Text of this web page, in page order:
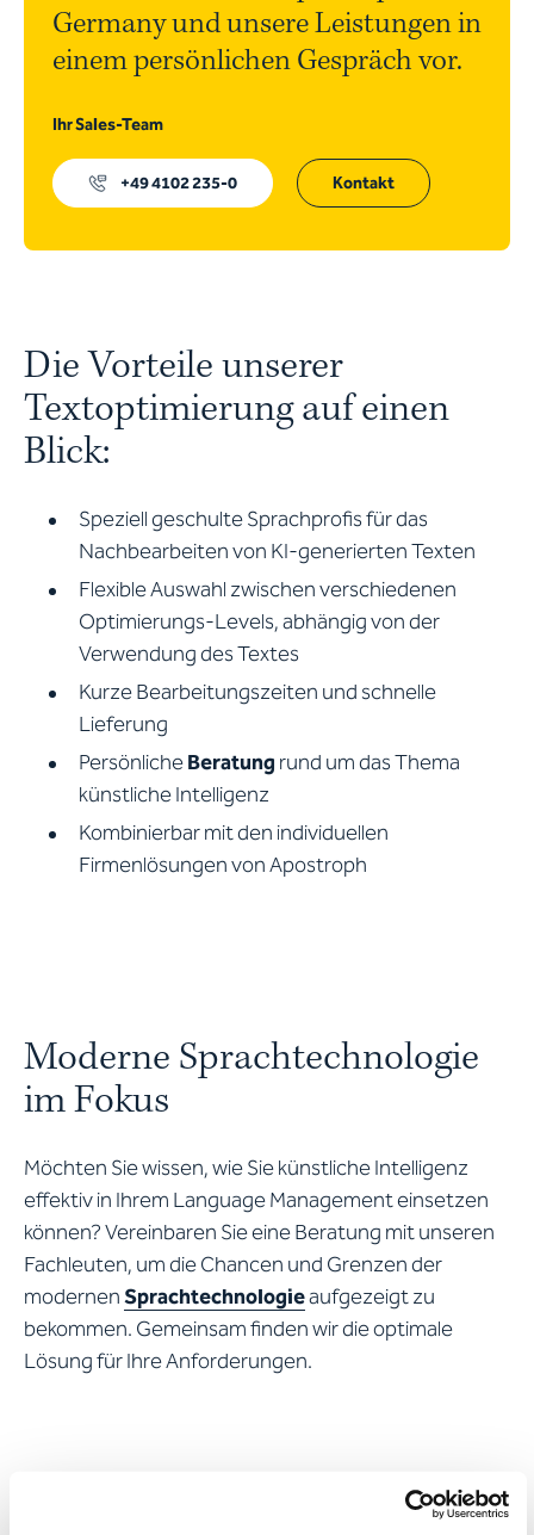
Germany und unsere Leistungen in
einem persönlichen Gespräch vor.
Ihr Sales-Team
+49 4102 235-0 Kontakt
Die Vorteile unserer
Textoptimierung auf einen
Blick:
Speziell geschulte Sprachprofis für das
Nachbearbeiten von KI-generierten Texten
Flexible Auswahl zwischen verschiedenen
Optimierungs-Levels, abhängig von der
Verwendung des Textes
Kurze Bearbeitungszeiten und schnelle
Lieferung
PersönlicheBeratung rund um das Thema
künstliche Intelligenz
Kombinierbar mit den individuellen
Firmenlösungen von Apostroph
Moderne Sprachtechnologie
im Fokus
Möchten Sie wissen, wie Sie künstliche Intelligenz
effektiv in Ihrem Language Management einsetzen
können? Vereinbaren Sie eine Beratung mit unseren
Fachleuten, um die Chancen und Grenzen der
modernenSprachtechnologieaufgezeigt zu
bekommen. Gemeinsam finden wir die optimale
Lösung für Ihre Anforderungen.